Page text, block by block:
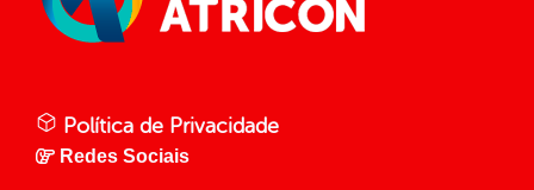
Política de Privacidade
Redes Sociais